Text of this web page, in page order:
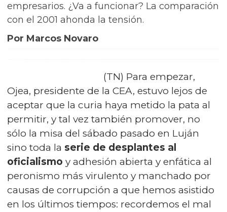
empresarios. ¿Va a funcionar? La comparación
con el 2001 ahonda la tensión.
Por Marcos Novaro
(TN) Para empezar,
Ojea, presidente de la CEA, estuvo lejos de
aceptar que la curia haya metido la pata al
permitir, y tal vez también promover, no
sólo la misa del sábado pasado en Luján
sino toda la serie de desplantes al
oficialismo y adhesión abierta y enfática al
peronismo más virulento y manchado por
causas de corrupción a que hemos asistido
en los últimos tiempos: recordemos el mal